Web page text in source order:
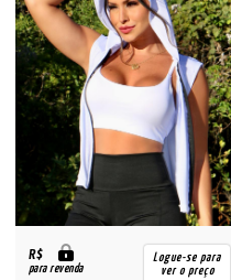
R$
para revenda
Logue-se para
ver o preço